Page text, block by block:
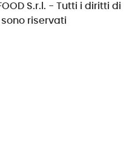
S.r.l. - Tutti i diritti di
riservati